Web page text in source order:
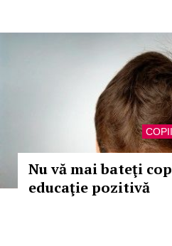
COPII
Nu vă mai bateţi
educaţie pozitivă